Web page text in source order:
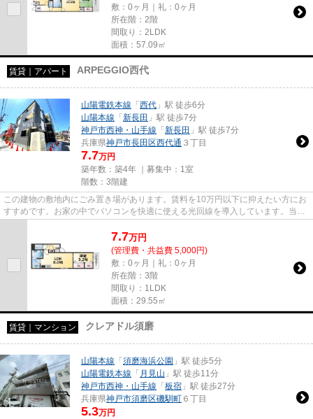
敷：0ヶ月｜礼：0ヶ月
所在階：2階
間取り：2LDK
面積：57.09㎡
賃貸｜アパート ARPEGGIO西代
山陽電鉄本線 「 西代 」駅 徒歩6分
山陽本線 「 新長田 」駅 徒歩7分
神戸市西神・山手線 「 新長田 」駅 徒歩7分
兵庫県神戸市長田区西代通 ３丁目
7.7万円
築年数：築4年 ｜募集中： 1室
階数：3階建
この建物の敷地内にごみ置き場があります。賃料を10万円以下に抑えたい方にお
すすめです。お家の中でパソコンを快適に使える光回線を導入しています。当社
7.7万円
(管理費・共益費 5,000円)
敷：0ヶ月｜礼：0ヶ月
所在階：3階
間取り：1LDK
面積：29.55㎡
賃貸｜マンション クレアドル須磨
山陽本線 「 須磨海浜公園 」駅 徒歩5分
山陽電鉄本線 「 月見山 」駅 徒歩11分
神戸市西神・山手線 「 板宿 」駅 徒歩27分
兵庫県神戸市須磨区磯馴町 ６丁目
5.3万円